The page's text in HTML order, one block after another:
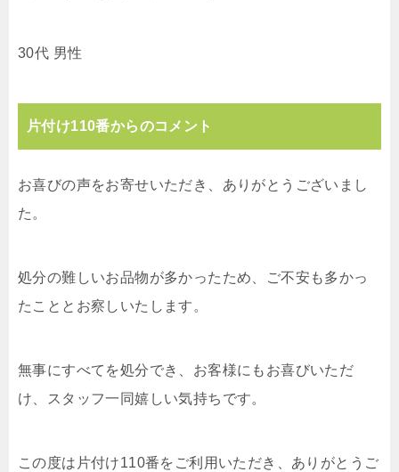
30代 男性
片付け110番からのコメント
お喜びの声をお寄せいただき、ありがとうございまし
た。
処分の難しいお品物が多かったため、ご不安も多かっ
たこととお察しいたします。
無事にすべてを処分でき、お客様にもお喜びいただ
け、スタッフ一同嬉しい気持ちです。
この度は片付け110番をご利用いただき、ありがとうご